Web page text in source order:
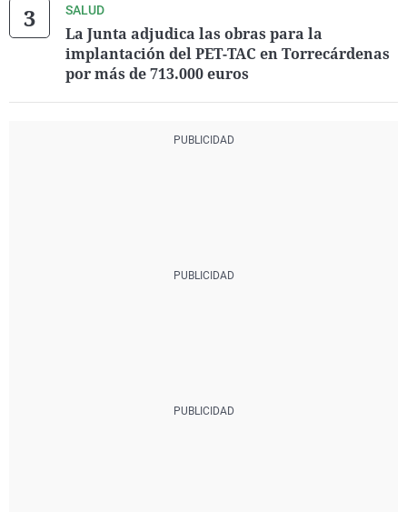
SALUD
La Junta adjudica las obras para la
implantación del PET-TAC en Torrecárdenas
por más de 713.000 euros